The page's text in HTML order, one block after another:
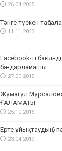
26.04.2025
Тәнге түскен
11.11.2023
Facebook-ті
бағдарламашы
27.09.2018
Жұмагүл
ҒАЛАМАТЫ
25.10.2016
Ерте ұйықтаудың 6
23.04.2019